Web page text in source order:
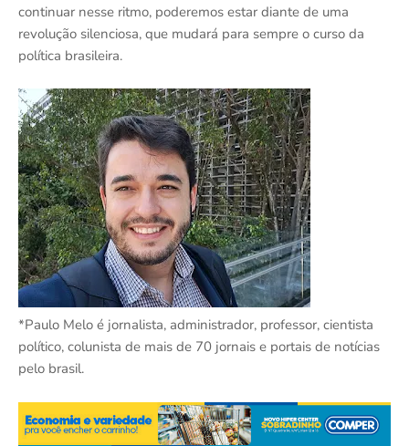
continuar nesse ritmo, poderemos estar diante de uma
revolução silenciosa, que mudará para sempre o curso da
política brasileira.
*Paulo Melo é jornalista, administrador, professor, cientista
político, colunista de mais de 70 jornais e portais de notícias
pelo brasil.